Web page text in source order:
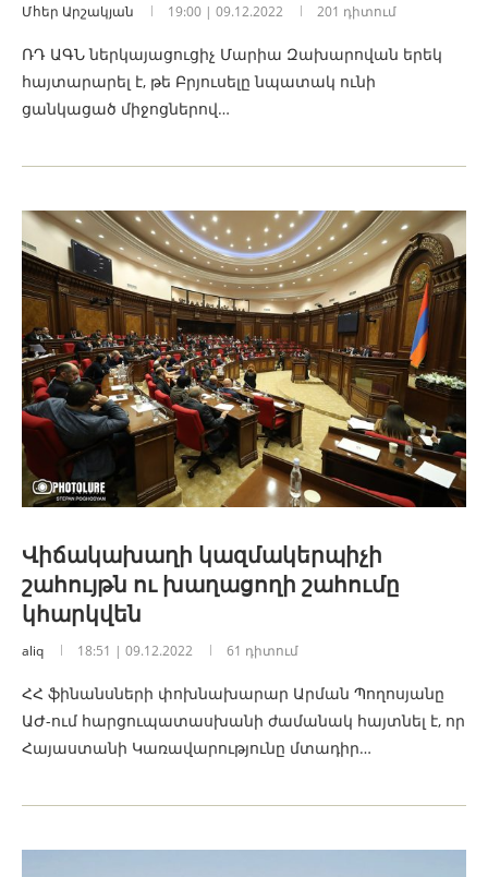
Մհեր Արշակյան 19:00 | 09.12.2022 201 դիտում
ՌԴ ԱԳՆ ներկայացուցիչ Մարիա Զախարովան երեկ
հայտարարել է, թե Բրյուսելը նպատակ ունի
ցանկացած միջոցներով…
Վիճակախաղի կազմակերպիչի
շահույթն ու խաղացողի շահումը
կհարկվեն
aliq 18:51 | 09.12.2022 61 դիտում
ՀՀ ֆինանսների փոխնախարար Արման Պողոսյանը
ԱԺ-ում հարցուպատասխանի ժամանակ հայտնել է, որ
Հայաստանի Կառավարությունը մտադիր…